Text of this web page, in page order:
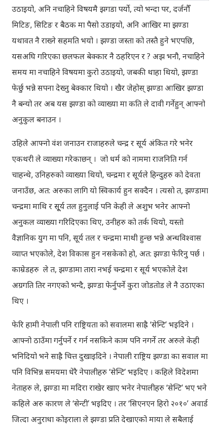
उठाइयो, अनि नचाहिने विषयमै झगडा पर्यो, त्यो भन्दा पर, दर्जनौँ
मिटिङ, सिटिङ र बैठक मा पैसो उडाइयो, अनि आखिर मा झण्डा
यथावत नै राख्ने सहमति भयो । झण्डा जस्ता को तस्तै हुने भएपछि,
यसअघि गरिएका छलफल बेक्कार नै ठहरिएन र ? अझ भनौ, नचाहिने
समय मा नचाहिने विषयमा कुरो उठाइयो, जबकी थाहा थियो, झण्डा
फेर्छु भन्ने सपना देख्नु बेक्कार थियो । खैर जेहोस् झण्डा आखिर झण्डा
नै बन्यो तर अब यस झण्डा को व्याख्या मा कति ले दावी गर्नेहुन् आफ्नो
अनुकुल बनाउन ।
उहिले आफ्नो वंश जनाउन राजाहरुले चन्द्र र सूर्य अंकित गरे भनेर
एकथरी ले व्याख्या गरेकाछन् । जो धर्म को नाममा राजनिति गर्न
चाहन्थे, उनिहरुको व्याख्या थियो, चन्द्रमा र सूर्यले हिन्दुहरु को देवता
जनाउँछ, अत: अरुका लागि यो स्विकार्य हुन सक्दैन । त्यसो त, झण्डामा
चन्द्रमा माथि र सू्र्य तल हुनुलाई पनि केही ले अशुभ भनेर आफ्नो
अनुकल व्याख्या गरिदिएका थिए, उनीहरु को तर्क थियो, यस्तो
वैज्ञानिक युग मा पनि, सूर्य तल र चन्द्रमा माथी हुन्छ भन्ने अन्धविश्वास
व्याप्त भएकोले, देश विकास हुन नसकेको हो, अत: झण्डा फेरिनु पर्छ ।
काम्रेडहरु ले त, झण्डामा तारा नभई चन्द्रमा र सूर्य भएकोले देश
अग्रगति तिर नगएको भन्दै, झण्डा फेर्नुपर्ने कुरा जोडतोड ले नै उठाएका
थिए ।
फेरि हामी नेपाली पनि राष्ट्रियता को सवालमा साह्रै ‘सेन्टि’ भइदिने ।
आफ्नो ठाउँमा गर्नुपर्ने र गर्न नसकिने काम पनि नगर्ने तर अरुले केही
भनिदियो भने साह्रै चित्त दुखाइदिने । नेपाली राष्ट्रिय झण्डा का सवाल मा
पनि विभिन्न समयमा धेरै नेपालीहरु ‘सेन्टि’ भइदिए । कहिले विदेशमा
नेताहरु ले, झण्डा मा मदिरा राखेर खाए भनेर नेपालीहरु ‘सेन्टि’ भए भने
कहिले अरु कारण ले ‘सेन्टी’ भइदिए । तर ‘सिएनएन हिरो २०१०’ अवार्ड
जित्दा अनुराधा कोइराला ले झण्डा प्रति देखाएको माया ले सबैलाई